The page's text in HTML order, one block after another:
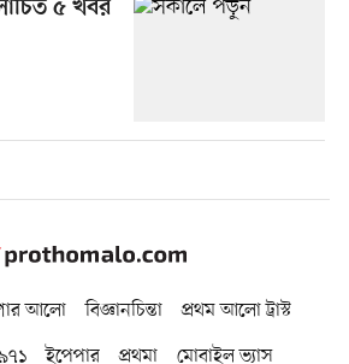
৫ খবর
আলো বিজ্ঞানচিন্তা
প্রথম আলো ট্রাস্ট
ইপেপার প্রথমা মোবাইল ভ্যাস